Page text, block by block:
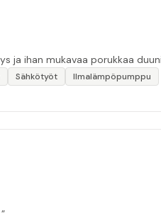
Sähkötyöt
Ilmalämpöpumppu